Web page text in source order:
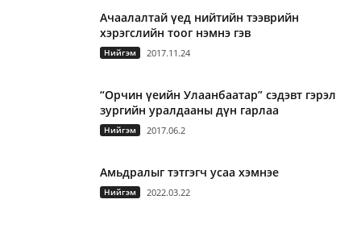
Ачаалалтай үед нийтийн тээврийн
хэрэгслийн тоог нэмнэ гэв
Нийгэм 2017.11.24
“Орчин үеийн Улаанбаатар” сэдэвт гэрэл
зургийн уралдааны дүн гарлаа
Нийгэм 2017.06.2
Амьдралыг тэтгэгч усаа хэмнэе
Нийгэм 2022.03.22